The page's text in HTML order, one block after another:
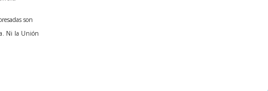
son
Ni la Unión